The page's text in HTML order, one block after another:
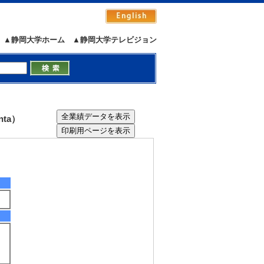
▲静岡大学テレビジョン
▲静岡大学ホーム
）